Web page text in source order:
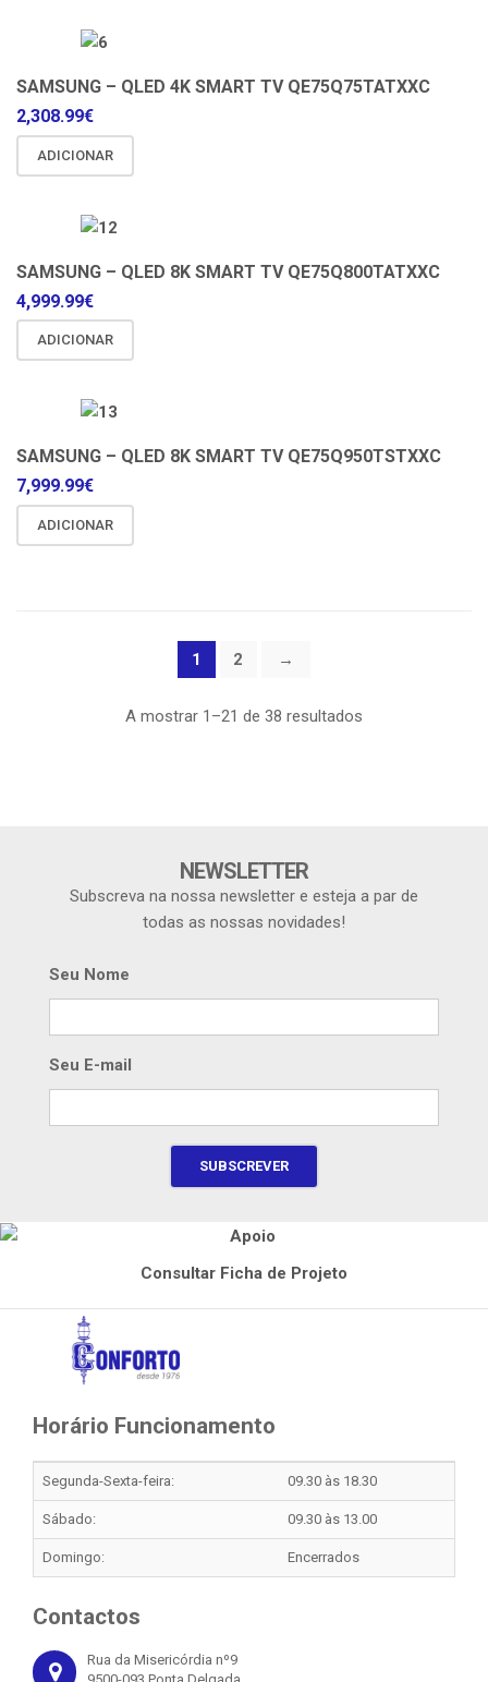
SAMSUNG – QLED 4K SMART TV QE75Q75TATXXC
2,308.99€
ADICIONAR
SAMSUNG – QLED 8K SMART TV QE75Q800TATXXC
4,999.99€
ADICIONAR
SAMSUNG – QLED 8K SMART TV QE75Q950TSTXXC
7,999.99€
ADICIONAR
1 2 →
A mostrar 1–21 de 38 resultados
NEWSLETTER
Subscreva na nossa newsletter e esteja a par de
todas as nossas novidades!
Seu Nome
Seu E-mail
Consultar Ficha de Projeto
Horário Funcionamento
Segunda-Sexta-feira: 09.30 às 18.30
Sábado: 09.30 às 13.00
Domingo: Encerrados
Contactos
Rua da Misericórdia nº9